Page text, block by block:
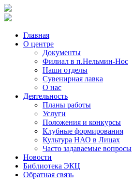
Главная
О центре
Документы
Филиал в п.Нельмин-Нос
Наши отделы
Сувенирная лавка
О нас
Деятельность
Планы работы
Услуги
Положения и конкурсы
Клубные формирования
Культура НАО в Лицах
Часто задаваемые вопросы
Новости
Библиотека ЭКЦ
Обратная связь